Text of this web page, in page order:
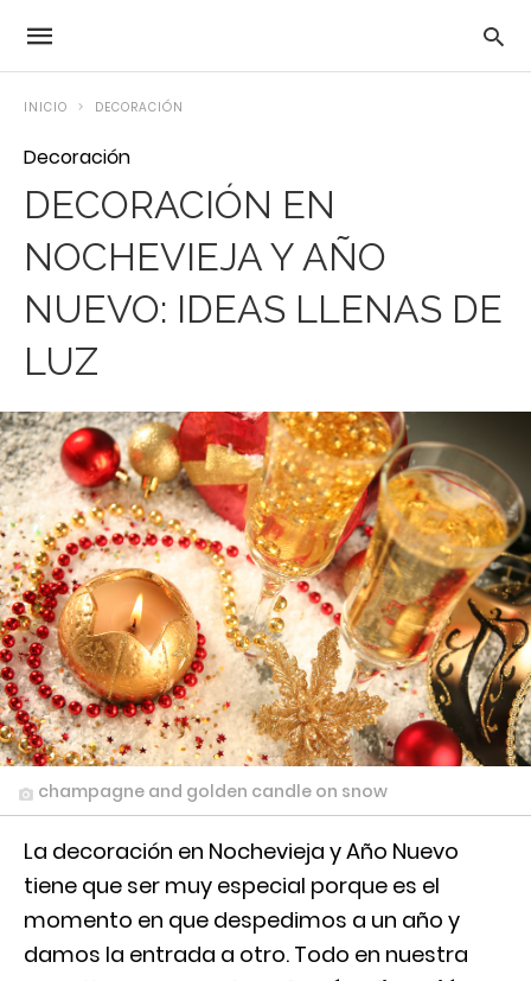
INICIO DECORACIÓN
Decoración
DECORACIÓN EN
NOCHEVIEJA Y AÑO
NUEVO: IDEAS LLENAS DE
LUZ
champagne and golden candle on snow
La decoración en Nochevieja y Año Nuevo
tiene que ser muy especial porque es el
momento en que despedimos a un año y
damos la entrada a otro. Todo en nuestra